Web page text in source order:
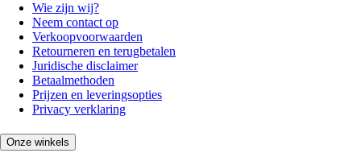
Wie zijn wij?
Neem contact op
Verkoopvoorwaarden
Retourneren en terugbetalen
Juridische disclaimer
Betaalmethoden
Prijzen en leveringsopties
Privacy verklaring
Onze winkels